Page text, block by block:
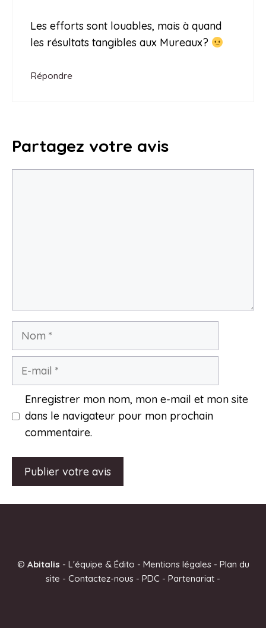
Les efforts sont louables, mais à quand
les résultats tangibles aux Mureaux?
Répondre
Partagez votre avis
Nom
Enregistrer mon nom, mon e-mail et mon site
dans le navigateur pour mon prochain
commentaire.
© Abitalis - L'équipe & Édito - Mentions légales- Plan du
site - Contactez-nous - PDC - Partenariat -